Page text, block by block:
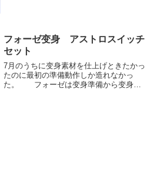
た事もあって、造りこみができ...
フォーゼ变身 アストロスイッチ
セット
7月のうちに变身素材を仕上げときたかっ
たのに最初の準備動作しか造れなかっ
た。 フォーゼは变身準備から变身動